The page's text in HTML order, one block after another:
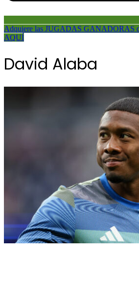
Adquiere las JUGADAS GANADORAS
AQUÍ
David Alaba